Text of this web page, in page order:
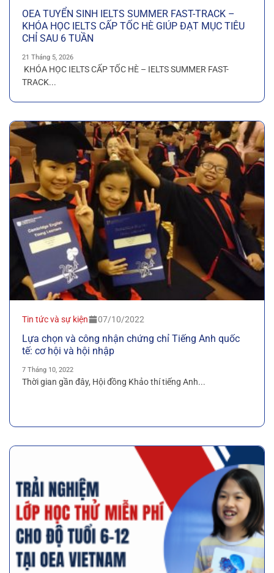
OEA TUYỂN SINH IELTS SUMMER FAST-TRACK –
KHÓA HỌC IELTS CẤP TỐC HÈ GIÚP ĐẠT MỤC TIÊU
CHỈ SAU 6 TUẦN
21 Tháng 5, 2026
KHÓA HỌC IELTS CẤP TỐC HÈ – IELTS SUMMER FAST-
TRACK...
Tin tức và sự kiện 07/10/2022
Lựa chọn và công nhận chứng chỉ Tiếng Anh quốc
tế: cơ hội và hội nhập
7 Tháng 10, 2022
Thời gian gần đây, Hội đồng Khảo thí tiếng Anh...